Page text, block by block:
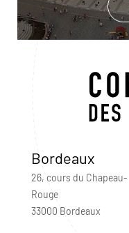
Bordeaux
26, cours du Chapeau-
Rouge
33000 Bordeaux